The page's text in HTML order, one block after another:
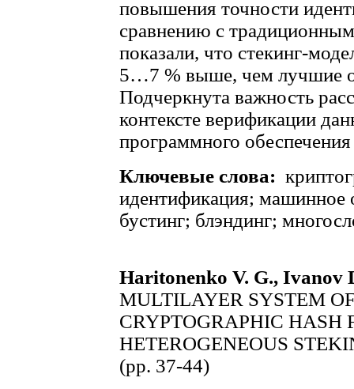
повышения точности
сравнению с
показали, что стекинг-
5…7 % выше, чем лучшие
Подчеркнута важность
контексте верификации
программного
Ключевые слова:
идентификация; машинное
бустинг; блэндинг;
Haritonenko V. G., Ivanov
MULTILAYER SYSTEM
CRYPTOGRAPHIC HASH
HETEROGENEOUS
(pp. 37-44)